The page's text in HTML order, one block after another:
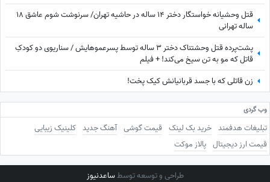
قتل وحشیانه خواستگار دختر 14 ساله در حاشیه تهران/ سرنوشت شوم عاشق 18
ساله تهرانی
پشت‌پرده قتل وحشتناک دختر 3 ساله توسط پسرعموهایش / سناریوی دو کودکِ
قاتل که مو به تن سیخ می‌کند! + فیلم
زن قاتلی که با جسد قربانیانش کیک پخت!
وب گردی
تبلیغات هدفمند خرید بک لینک قیمت گوشی آهنگ جدید کلینیک زیبایی
قیمت ارز دیجیتال پالاز موکت
طراحی و توسعه توسطساعدنیوز